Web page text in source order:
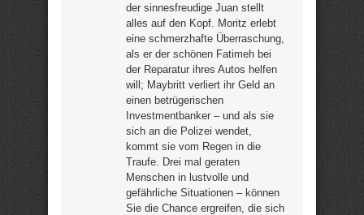
der sinnesfreudige Juan stellt
alles auf den Kopf. Moritz erlebt
eine schmerzhafte Überraschung,
als er der schönen Fatimeh bei
der Reparatur ihres Autos helfen
will; Maybritt verliert ihr Geld an
einen betrügerischen
Investmentbanker – und als sie
sich an die Polizei wendet,
kommt sie vom Regen in die
Traufe. Drei mal geraten
Menschen in lustvolle und
gefährliche Situationen – können
Sie die Chance ergreifen, die sich